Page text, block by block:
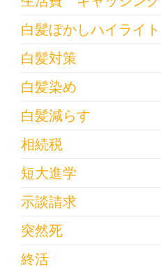
白髪ぼかしハイライト
白髪対策
白髪染め
白髪減らす
相続税
短大進学
示談請求
突然死
終活